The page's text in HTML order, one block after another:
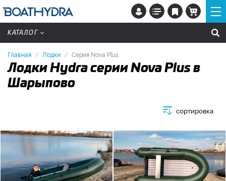
КАТАЛОГ
Главная Лодки Серия Nova Plus
Лодки Hydra серии Nova Plus в
Шарыпово
сортировка